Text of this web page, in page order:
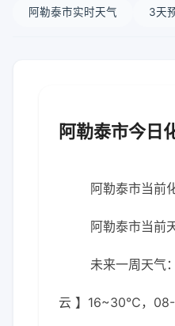
阿勒泰市实时天气 3天
阿勒泰市今日
阿勒泰市当前
阿勒泰市当前
未来一周天
云 】16~30℃，